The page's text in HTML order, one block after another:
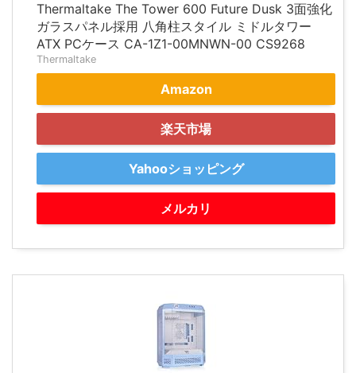
Thermaltake The Tower 600 Future Dusk 3面強化
ガラスパネル採用 八角柱スタイル ミドルタワー
ATX PCケース CA-1Z1-00MNWN-00 CS9268
Thermaltake
Amazon
楽天市場
Yahooショッピング
メルカリ